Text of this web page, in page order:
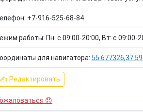
+7-916-525-68-84
работы: Пн: c 09:00-20:00, Вт: c 09:00-
для навигатора:
✍ Редактировать
😞